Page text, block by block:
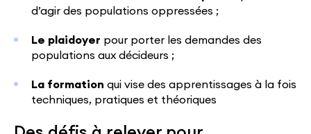
d’agir des populations oppressées ;
Le plaidoyer pour porter les demandes des
populations aux décideurs ;
La formation qui vise des apprentissages à la fois
techniques, pratiques et théoriques